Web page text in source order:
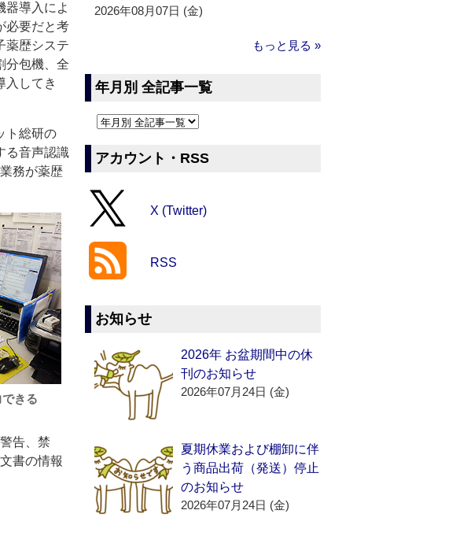
器導入によ
必要だと考
薬歴システ
分包機、全
入してき
ト総研の
る音声認識
務が薬歴
きる
告、禁
書の情報
2026年08月07日 (金)
もっと見る »
年月別 全記事一覧
アカウント・RSS
X (Twitter)
RSS
お知らせ
2026年 お盆期間中の休
刊のお知らせ
2026年07月24日 (金)
夏期休業および棚卸に伴
う商品出荷（発送）停止
のお知らせ
2026年07月24日 (金)